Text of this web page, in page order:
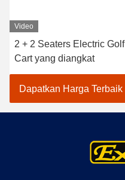
Video
2 + 2 Seaters Electric Golf
Cart yang diangkat
Dapatkan Harga Terbaik